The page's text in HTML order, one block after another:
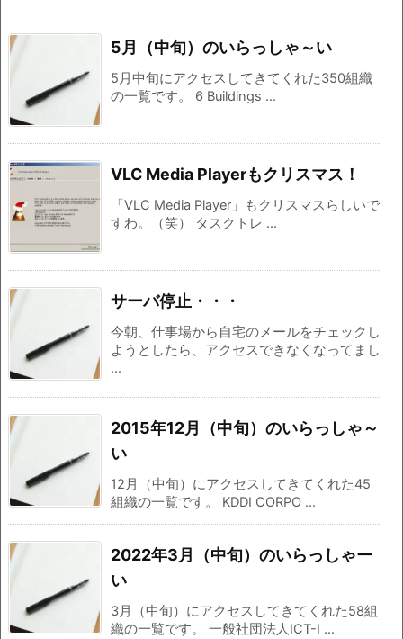
5月（中旬）のいらっしゃ～い
5月中旬にアクセスしてきてくれた350組織
の一覧です。 6 Buildings ...
VLC Media Playerもクリスマス！
「VLC Media Player」もクリスマスらしいで
すわ。（笑） タスクトレ ...
サーバ停止・・・
今朝、仕事場から自宅のメールをチェックし
ようとしたら、アクセスできなくなってまし
...
2015年12月（中旬）のいらっしゃ～
い
12月（中旬）にアクセスしてきてくれた45
組織の一覧です。 KDDI CORPO ...
2022年3月（中旬）のいらっしゃー
い
3月（中旬）にアクセスしてきてくれた58組
織の一覧です。 一般社団法人ICT-I ...